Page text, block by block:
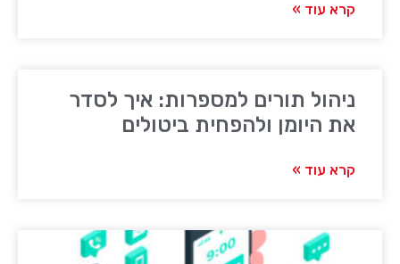
קרא עוד »
ניהול תורים למספרות: איך לסדר
את היומן ולהפחית ביטולים
קרא עוד »